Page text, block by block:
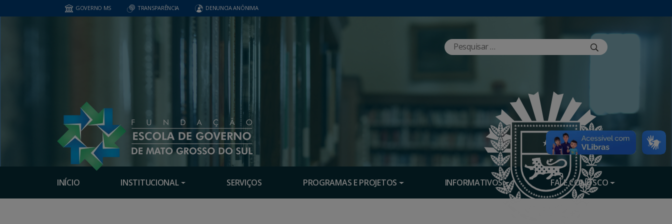
GOVERNO MS TRANSPARÊNCIA DENUNCIA ANÔNIMA
INÍCIO INSTITUCIONAL SERVIÇOS PROGRAMAS E PROJETOS INFORMATIVOS FALE CONOSCO